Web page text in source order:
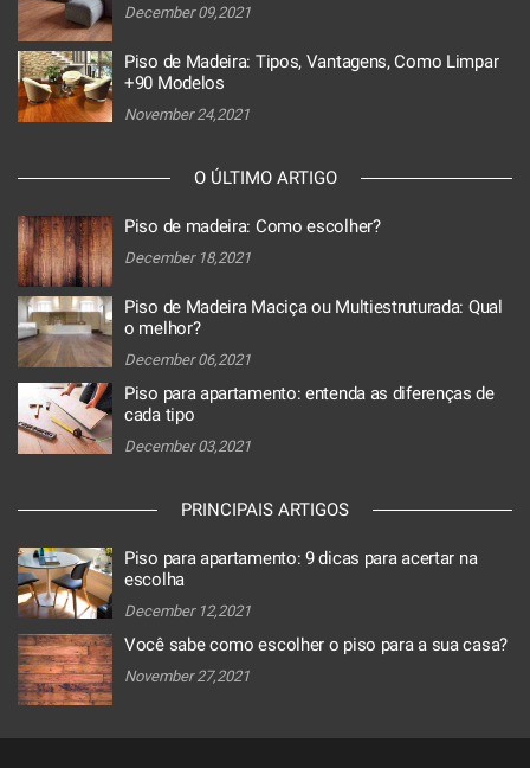
December 09,2021
Piso de Madeira: Tipos, Vantagens, Como Limpar
+90 Modelos
November 24,2021
O ÚLTIMO ARTIGO
Piso de madeira: Como escolher?
December 18,2021
Piso de Madeira Maciça ou Multiestruturada: Qual
o melhor?
December 06,2021
Piso para apartamento: entenda as diferenças de
cada tipo
December 03,2021
PRINCIPAIS ARTIGOS
Piso para apartamento: 9 dicas para acertar na
escolha
December 12,2021
Você sabe como escolher o piso para a sua casa?
November 27,2021